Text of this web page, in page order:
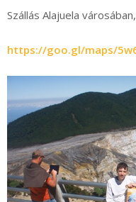
Szállás Alajuela
https://goo.gl/maps/